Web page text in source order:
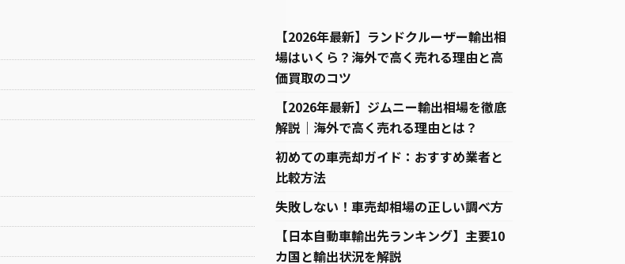
【2026年最新】ランドクルーザー輸出相
場はいくら？海外で高く売れる理由と高
価買取のコツ
【2026年最新】ジムニー輸出相場を徹底
解説｜海外で高く売れる理由とは？
初めての車売却ガイド：おすすめ業者と
比較方法
失敗しない！車売却相場の正しい調べ方
【日本自動車輸出先ランキング】主要10
カ国と輸出状況を解説